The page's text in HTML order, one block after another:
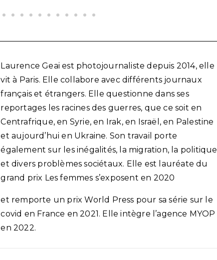
Laurence Geai est photojournaliste depuis 2014, elle
vit à Paris. Elle collabore avec différents journaux
français et étrangers. Elle questionne dans ses
reportages les racines des guerres, que ce soit en
Centrafrique, en Syrie, en Irak, en Israël, en Palestine
et aujourd’hui en Ukraine. Son travail porte
également sur les inégalités, la migration, la politique
et divers problèmes sociétaux. Elle est lauréate du
grand prix Les femmes s’exposent en 2020
et remporte un prix World Press pour sa série sur le
covid en France en 2021. Elle intègre l’agence MYOP
en 2022.